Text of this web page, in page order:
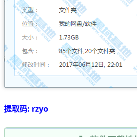
提取码: rzyo